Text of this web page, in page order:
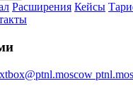
Расширения Кейсы